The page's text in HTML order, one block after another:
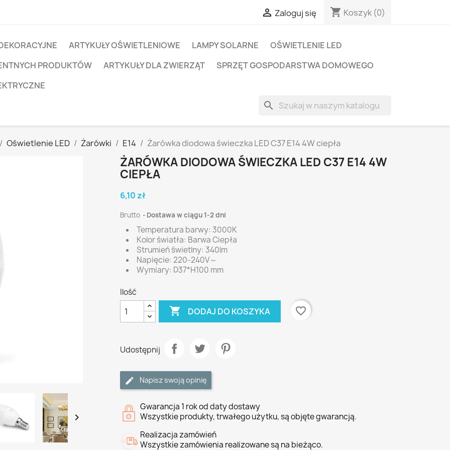
 Zaloguj się shopping_cart Koszyk (0)
ARTYKUŁY OŚWIETLENIOWE LAMPY SOLARNE
OŚWIETLENIE LED
PRODUKTÓW
ARTYKUŁY DLA ZWIERZĄT
SPRZĘT GOSPODARSTWA DOMOWEGO
search
Oświetlenie LED Żarówki E14 Żarówka diodowa świeczka LED C37 E14 4W ciepła

ŻARÓWKA DIODOWA ŚWIECZKA LED C37 E14 4W
CIEPŁA
6,10 zł
Brutto Dostawa w ciągu 1-2 dni
Temperatura barwy: 3000K
Kolor światła: Barwa Ciepła
Strumień świetlny: 340lm
Napięcie: 220-240V～
Wymiary: D37*H100 mm
Ilość
 DODAJ DO KOSZYKA favorite_border
Udostępnij
Napisz swoją opinię
Gwarancja 1 rok od daty dostawy
Wszystkie produkty, trwałego użytku, są objęte gwarancją.
Realizacja zamówień
Wszystkie zamówienia realizowane są na bieżąco.